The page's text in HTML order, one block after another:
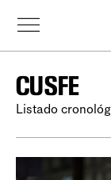
CUSFE
Listado